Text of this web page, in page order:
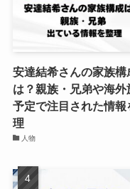
安達結希さんの家族構
は？親族・兄弟や海外
予定で注目された情報
理
人物